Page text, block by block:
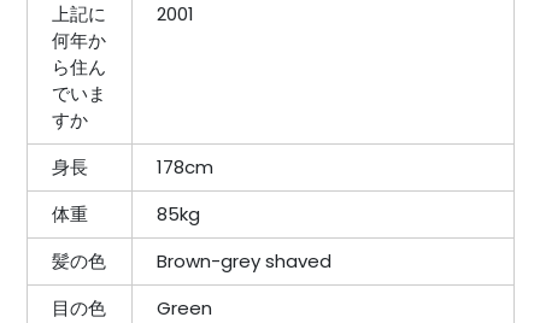
上記に
何年か
ら住ん
でいま
すか
2001
身長
178cm
体重
85kg
髪の色
Brown-grey shaved
目の色
Green